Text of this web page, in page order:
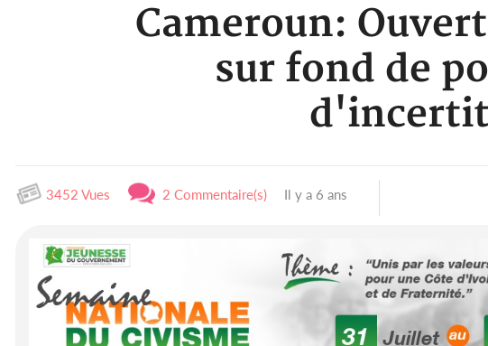
Cameroun:
sur fond de
3452 Vues 2 Commentaire(s) Il y a 6 ans